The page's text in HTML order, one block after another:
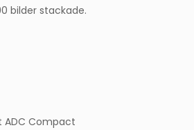
bilder stackade.
ADC Compact